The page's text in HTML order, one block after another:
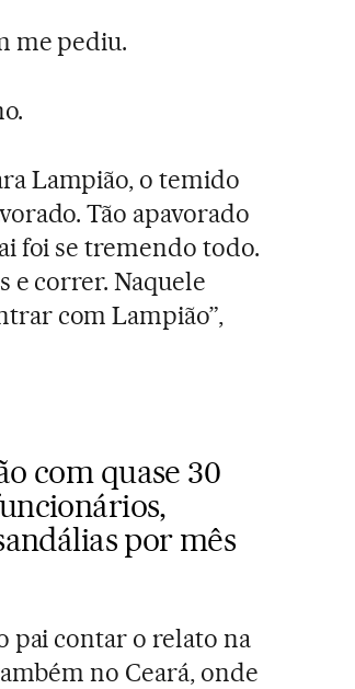
me pediu.
Lampião, o temido
Tão apavorado
foi se tremendo todo.
e correr. Naquele
com Lampião”,
com quase 30
por mês
pai contar o relato na
no Ceará, onde